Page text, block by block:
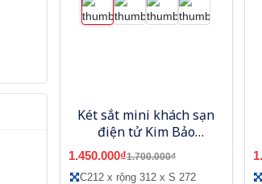
Két sắt mini khách sạn
điện tử Kim Bảo
KBE212
1.450.000₫1.700.000₫
C212 x rộng 312 x S 272